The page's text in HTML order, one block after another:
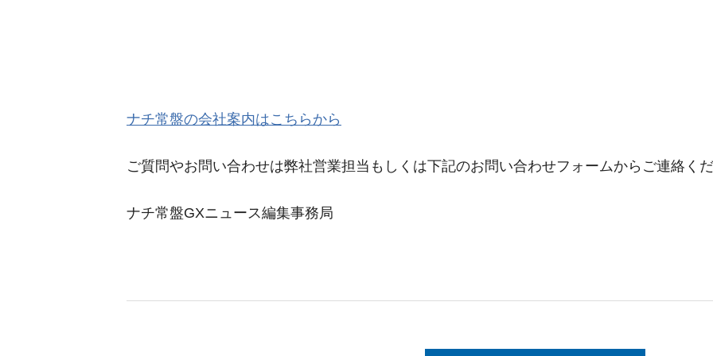
ナチ常盤の会社案内はこちらから
ご質問やお問い合わせは弊社営業担当もしくは下記のお問い合わせフォームからご連絡く
ナチ常盤GXニュース編集事務局